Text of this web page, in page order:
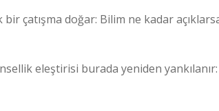
çatışma doğar: Bilim ne kadar
eleştirisi burada yeniden